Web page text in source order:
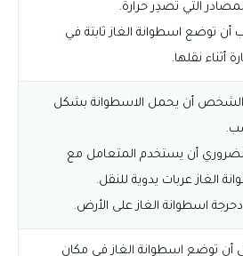
التي تُصدِر حرارة.
أن توضع اسطوانة الغاز ثابتة في
أثناء نقلها.
أن يحمل الاسطوانة بشكل
أن يستخدم المتعامل مع
الغاز عربات يدوية للنقل.
اسطوانة الغاز على الأرض.
أن توضع اسطوانة الغاز في مكان